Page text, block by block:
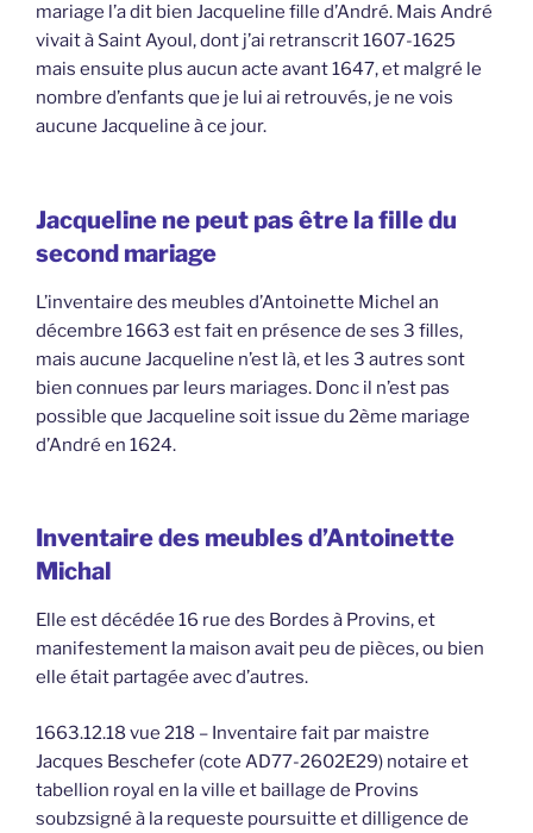
mariage l’a dit bien Jacqueline fille d’André. Mais André
vivait à Saint Ayoul, dont j’ai retranscrit 1607-1625
mais ensuite plus aucun acte avant 1647, et malgré le
nombre d’enfants que je lui ai retrouvés, je ne vois
aucune Jacqueline à ce jour.
Jacqueline ne peut pas être la fille du
second mariage
L’inventaire des meubles d’Antoinette Michel an
décembre 1663 est fait en présence de ses 3 filles,
mais aucune Jacqueline n’est là, et les 3 autres sont
bien connues par leurs mariages. Donc il n’est pas
possible que Jacqueline soit issue du 2ème mariage
d’André en 1624.
Inventaire des meubles d’Antoinette
Michal
Elle est décédée 16 rue des Bordes à Provins, et
manifestement la maison avait peu de pièces, ou bien
elle était partagée avec d’autres.
1663.12.18 vue 218 – Inventaire fait par maistre
Jacques Beschefer (cote AD77-2602E29) notaire et
tabellion royal en la ville et baillage de Provins
soubzsigné à la requeste poursuitte et dilligence de